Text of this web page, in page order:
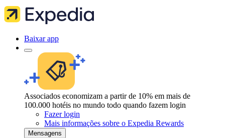
Baixar app
Associados economizam a partir de 10% em mais de
100.000 hotéis no mundo todo quando fazem login
Fazer login
Mais informações sobre o Expedia Rewards
Mensagens